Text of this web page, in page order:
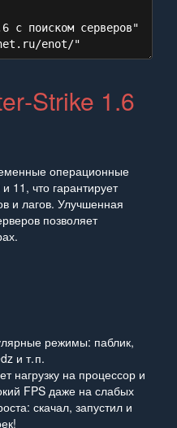
1.6
операционные
11, что гарантирует
и лагов. Улучшенная
позволяет
режимы: паблик,
и т. п.
нагрузку на процессор и
FPS даже на слабых
скачал, запустил и